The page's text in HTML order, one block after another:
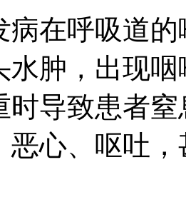
病在呼吸道
水肿，出现
时导致患者
恶心、呕吐